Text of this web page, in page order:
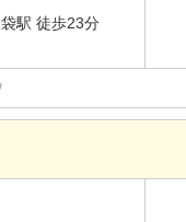
駅 徒歩23分